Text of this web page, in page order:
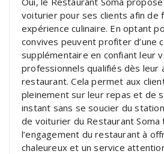
voiturier pour ses clients afin de
expérience culinaire. En optant
convives peuvent profiter d’une
supplémentaire en confiant leur
professionnels qualifiés dès leur
restaurant. Cela permet aux
pleinement sur leur repas et de
instant sans se soucier du
de voiturier du Restaurant Soma
l’engagement du restaurant à
chaleureux et un service